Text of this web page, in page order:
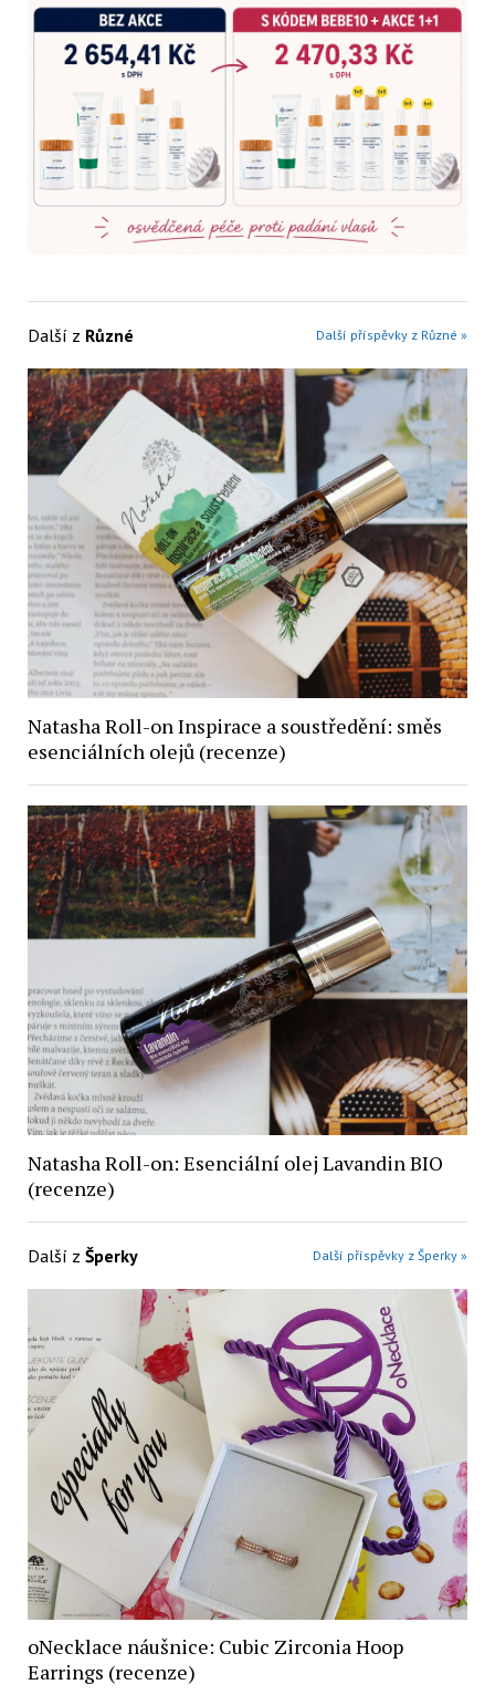
Další z Různé Další příspěvky z Různé »
Natasha Roll-on Inspirace a soustředění: směs
esenciálních olejů (recenze)
Natasha Roll-on: Esenciální olej Lavandin BIO
(recenze)
Další z Šperky Další příspěvky z Šperky »
oNecklace náušnice: Cubic Zirconia Hoop
Earrings (recenze)